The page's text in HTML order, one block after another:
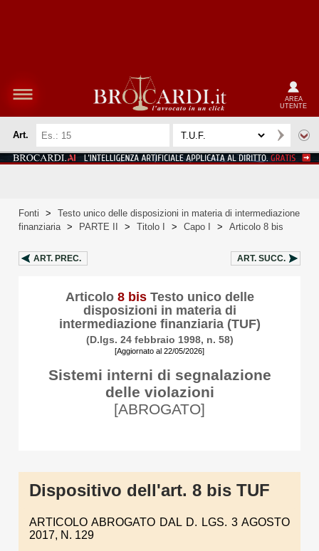
AREA
UTENTE
Art.
Fonti >
Testo unico delle disposizioni in materia di intermediazione
finanziaria > PARTE II > Titolo I > Capo I > Articolo 8 bis
ART. PREC. ART. SUCC.
Articolo 8 bisTesto unico delle
disposizioni in materia di
intermediazione finanziaria (TUF)
(D.lgs. 24 febbraio 1998, n. 58)
[Aggiornato al 22/05/2026]
Sistemi interni di segnalazione
delle violazioni
[ABROGATO]
Dispositivo dell'art. 8 bis TUF
ARTICOLO ABROGATO DAL D. LGS. 3 AGOSTO
2017, N. 129